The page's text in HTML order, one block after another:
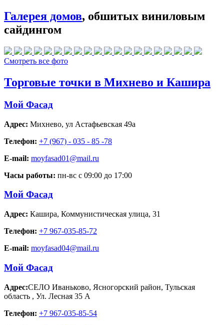
Галерея домов, обшитых виниловым
сайдингом
Смотреть все фото
Торговые точки в Михнево и Кашира
Мой Фасад
Адрес: Михнево, ул Астафьевская 49а
Телефон: +7 (967) - 035 - 85 -78
E-mail: moyfasad01@mail.ru
Часы работы: пн-вс с 09:00 до 17:00
Мой Фасад
Адрес: Кашира, Коммунистическая улица, 31
Телефон: +7 967-035-85-72
E-mail: moyfasad04@mail.ru
Мой Фасад
Адрес:СЕЛО Иваньково, Ясногорский район, Тульская
область , Ул. Лесная 35 А
Телефон: +7 967-035-85-54